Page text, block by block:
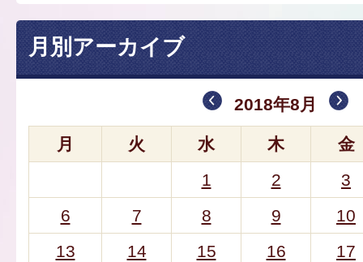
月別アーカイブ
2018年8月
月 火 水 木
金
1
2
3
6
7 8 9
10
13
14 15 16
17